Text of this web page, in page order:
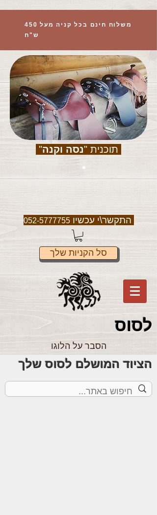
משלוח חינם בכל קניה מעל 450
ש"ח
תוכנית "נסה וקנה"
התקשר\י עכשיו052-5777755
סל הקניות שלך
לסוס
הסבר על הלוגו
הציוד המושלם לסוס שלך